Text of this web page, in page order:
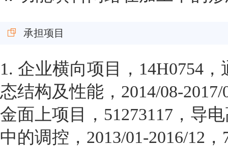
承担项目
1. 企业横向项目，14H0754
态结构及性能，2014/08-
金面上项目，51273117，导
中的调控，2013/01-2016/12